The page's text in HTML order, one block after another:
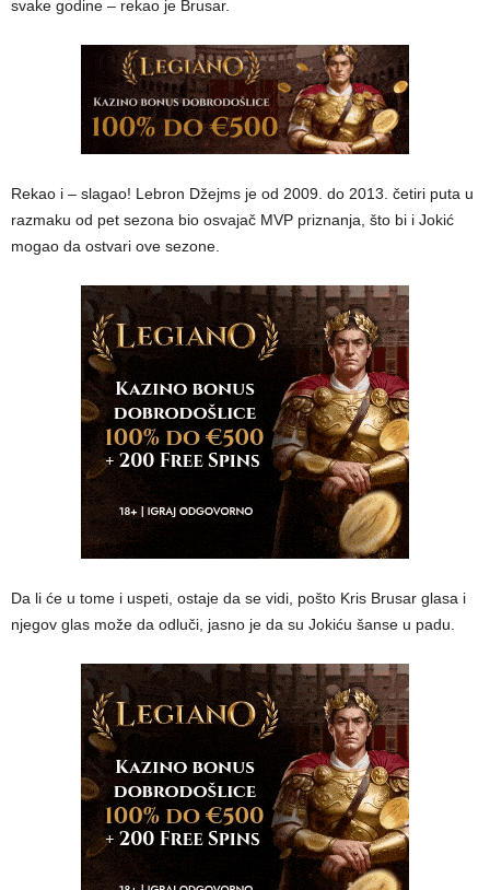
svake godine – rekao je Brusar.
Rekao i – slagao! Lebron Džejms je od 2009. do 2013. četiri puta u
razmaku od pet sezona bio osvajač MVP priznanja, što bi i Jokić
mogao da ostvari ove sezone.
Da li će u tome i uspeti, ostaje da se vidi, pošto Kris Brusar glasa i
njegov glas može da odluči, jasno je da su Jokiću šanse u padu.